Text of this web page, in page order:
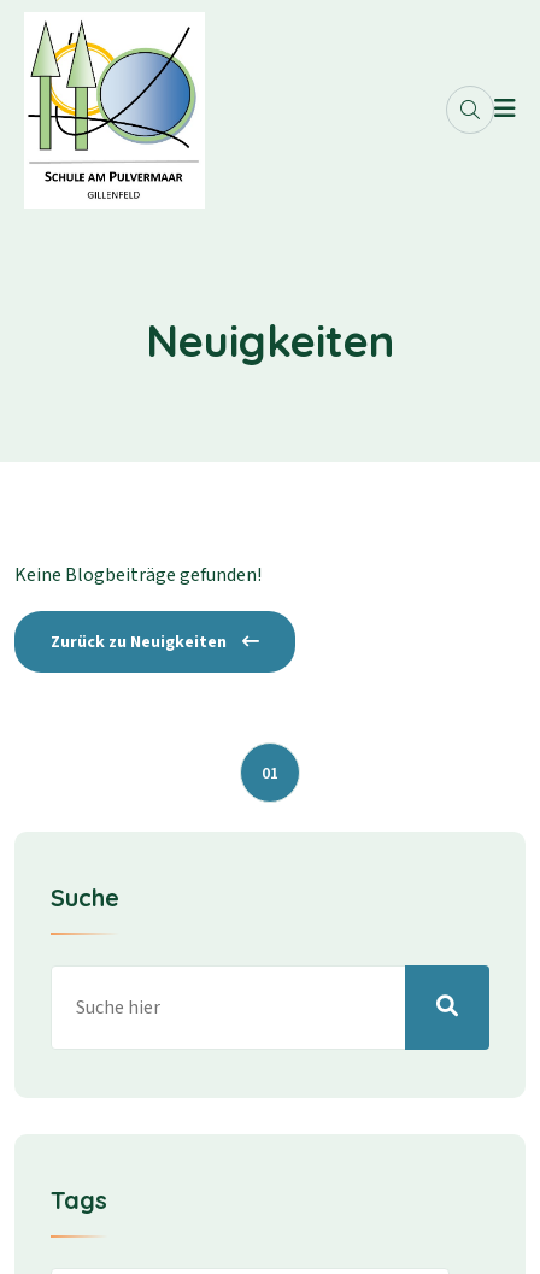
Neuigkeiten
Keine Blogbeiträge gefunden!
Zurück zu Neuigkeiten
01
Suche
Tags